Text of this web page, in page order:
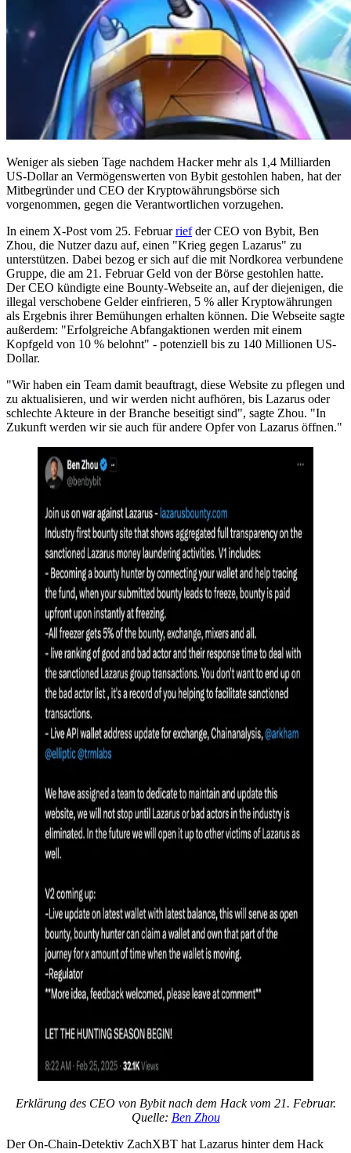
Weniger als sieben Tage nachdem Hacker mehr als 1,4 Milliarden
US-Dollar an Vermögenswerten von Bybit gestohlen haben, hat der
Mitbegründer und CEO der Kryptowährungsbörse sich
vorgenommen, gegen die Verantwortlichen vorzugehen.
In einem X-Post vom 25. Februarriefder CEO von Bybit, Ben
Zhou, die Nutzer dazu auf, einen "Krieg gegen Lazarus" zu
unterstützen. Dabei bezog er sich auf die mit Nordkorea verbundene
Gruppe, die am 21. Februar Geld von der Börse gestohlen hatte.
Der CEO kündigte eine Bounty-Webseite an, auf der diejenigen, die
illegal verschobene Gelder einfrieren, 5 % aller Kryptowährungen
als Ergebnis ihrer Bemühungen erhalten können. Die Webseite sagte
außerdem: "Erfolgreiche Abfangaktionen werden mit einem
Kopfgeld von 10 % belohnt" - potenziell bis zu 140 Millionen US-
Dollar.
"Wir haben ein Team damit beauftragt, diese Website zu pflegen und
zu aktualisieren, und wir werden nicht aufhören, bis Lazarus oder
schlechte Akteure in der Branche beseitigt sind", sagte Zhou. "In
Zukunft werden wir sie auch für andere Opfer von Lazarus öffnen."
Erklärung des CEO von Bybit nach dem Hack vom 21. Februar.
Quelle: Ben Zhou
Der On-Chain-Detektiv ZachXBT hat Lazarus hinter dem Hack